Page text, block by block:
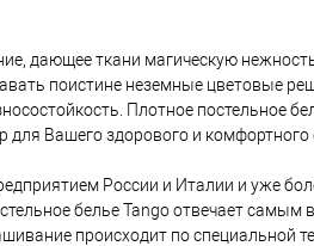
дающее ткани магическую
поистине неземные цветовые
Плотное постельное
Вашего здорового и комфортного
России и Италии и уже
белье Tango отвечает самым
происходит по специальной